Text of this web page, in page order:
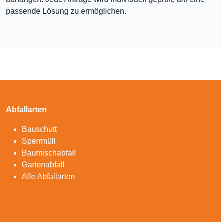
passende Lösung zu ermöglichen.
Abfallarten
Bauschutt
Sperrmüll
Baumischabfall
Gartenabfall
Alle Abfallarten